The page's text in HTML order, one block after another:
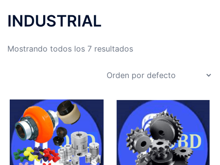
INDUSTRIAL
Mostrando todos los 7 resultados